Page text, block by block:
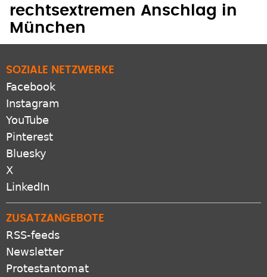
rechtsextremen Anschlag in
München
SOZIALE NETZWERKE
Facebook
Instagram
YouTube
Pinterest
Bluesky
X
LinkedIn
ZUSATZANGEBOTE
RSS-feeds
Newsletter
Protestantomat